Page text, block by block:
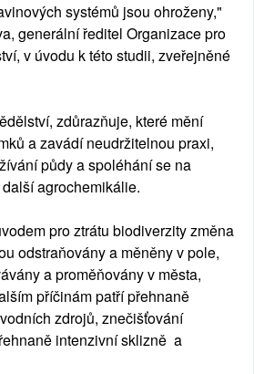
systémů jsou ohroženy,"
generální ředitel Organizace pro
v úvodu k této studii, zveřejněné
zdůrazňuje, které mění
a zavádí neudržitelnou praxi,
půdy a spoléhání se na
agrochemikálie.
pro ztrátu biodiverzity změna
odstraňovány a měněny v pole,
a proměňovány v města,
příčinám patří přehnaně
zdrojů, znečišťování
intenzivní sklizně a